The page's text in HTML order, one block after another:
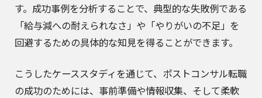
す。成功事例を分析することで、典型的な失敗例である
「給与減への耐えられなさ」や「やりがいの不足」を
回避するための具体的な知見を得ることができます。
こうしたケーススタディを通じて、ポストコンサル転職
の成功のためには、事前準備や情報収集、そして柔軟